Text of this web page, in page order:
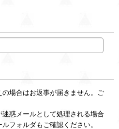
の場合はお返事が届きません。ご
迷惑メールとして処理される場合
フォルダもご確認ください。